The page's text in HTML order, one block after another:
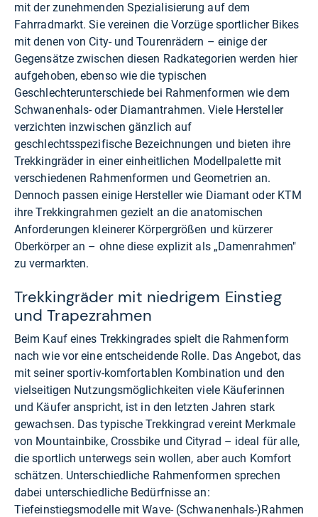
mit der zunehmenden Spezialisierung auf dem
Fahrradmarkt. Sie vereinen die Vorzüge sportlicher Bikes
mit denen von City- und Tourenrädern – einige der
Gegensätze zwischen diesen Radkategorien werden hier
aufgehoben, ebenso wie die typischen
Geschlechterunterschiede bei Rahmenformen wie dem
Schwanenhals- oder Diamantrahmen. Viele Hersteller
verzichten inzwischen gänzlich auf
geschlechtsspezifische Bezeichnungen und bieten ihre
Trekkingräder in einer einheitlichen Modellpalette mit
verschiedenen Rahmenformen und Geometrien an.
Dennoch passen einige Hersteller wie Diamant oder KTM
ihre Trekkingrahmen gezielt an die anatomischen
Anforderungen kleinerer Körpergrößen und kürzerer
Oberkörper an – ohne diese explizit als „Damenrahmen"
zu vermarkten.
Trekkingräder mit niedrigem Einstieg
und Trapezrahmen
Beim Kauf eines Trekkingrades spielt die Rahmenform
nach wie vor eine entscheidende Rolle. Das Angebot, das
mit seiner sportiv-komfortablen Kombination und den
vielseitigen Nutzungsmöglichkeiten viele Käuferinnen
und Käufer anspricht, ist in den letzten Jahren stark
gewachsen. Das typische Trekkingrad vereint Merkmale
von Mountainbike, Crossbike und Cityrad – ideal für alle,
die sportlich unterwegs sein wollen, aber auch Komfort
schätzen. Unterschiedliche Rahmenformen sprechen
dabei unterschiedliche Bedürfnisse an:
Tiefeinstiegsmodelle mit Wave- (Schwanenhals-)Rahmen